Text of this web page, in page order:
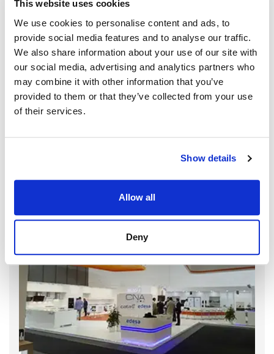
This website uses cookies
We use cookies to personalise content and ads, to
provide social media features and to analyse our traffic.
We also share information about your use of our site with
our social media, advertising and analytics partners who
may combine it with other information that you’ve
provided to them or that they’ve collected from your use
of their services.
Show details
Allow all
Deny